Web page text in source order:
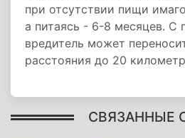
при отсутствии пищи
а питаясь - 6-8 месяцев. С
вредитель может
расстояния до 20
СВЯЗАННЫЕ